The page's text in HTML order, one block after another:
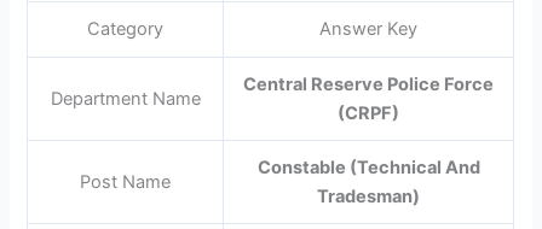
Category Answer Key
Department Name
Central Reserve Police Force
(CRPF)
Post Name
Constable (Technical And
Tradesman)